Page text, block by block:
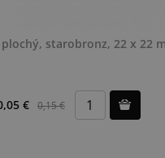
starobronz, 22 x 22
€ 0,15 €